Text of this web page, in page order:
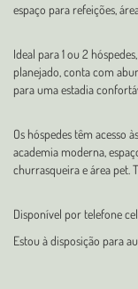
espaço para refeições,
Ideal para 1 ou 2
planejado, conta com
para uma estadia
Os hóspedes têm acesso
academia moderna,
churrasqueira e área pet.
Disponível por telefone
Estou à disposição para